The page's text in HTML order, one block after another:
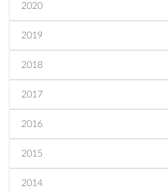
2020
2019
2018
2017
2016
2015
2014